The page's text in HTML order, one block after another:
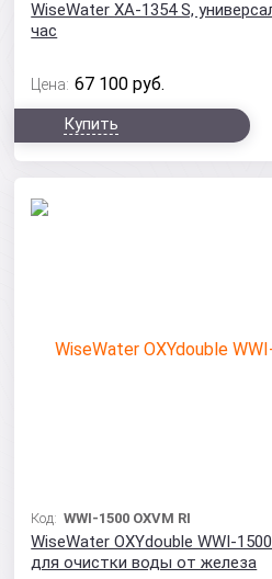
WiseWater XA-1354 S,
час
Цена: 67 100 руб.
Купить
Код:WWI-1500 OXVM RI
WiseWater OXYdouble WWI-
для очистки воды от железа